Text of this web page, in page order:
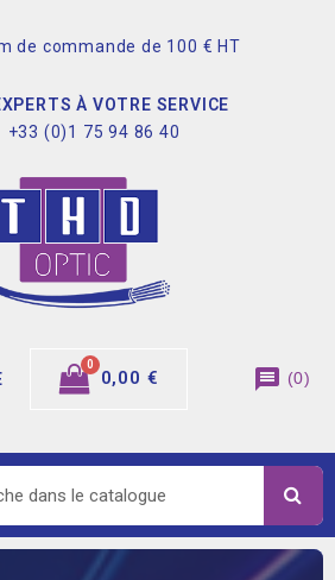
de commande de 100 € HT
À VOTRE SERVICE
+33 (0)1 75 94 86 40
0,00 € message (0)